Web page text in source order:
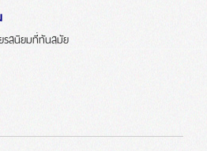
รสนิยมที่ทันสมัย